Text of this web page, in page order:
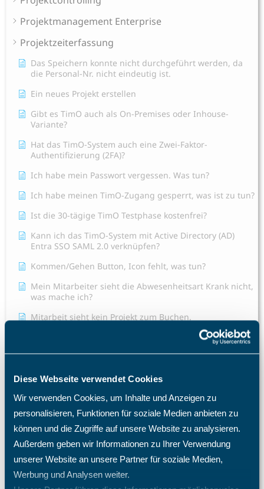
Diese Webseite verwendet Cookies
Wir verwenden Cookies, um Inhalte und Anzeigen zu
personalisieren, Funktionen für soziale Medien anbieten zu
können und die Zugriffe auf unsere Website zu analysieren.
Außerdem geben wir Informationen zu Ihrer Verwendung
unserer Website an unsere Partner für soziale Medien,
Werbung und Analysen weiter.
Projektmanagement Enterprise
Projektzeiterfassung
Das Speichern konnte nicht durchgeführt werden, da
die Personal-Nr. nicht eindeutig ist.
Ein neues Projekt erstellen
Gibt es TimO auch als On-Premises oder Inhouse-
Variante?
Hat das TimO-System auch eine Zwei-Faktor-
Authentifizierung (2FA)?
Ich habe mein Passwort vergessen. Was tun?
Ich habe meinen TimO-Zugang gesperrt, was ist zu tun?
Ist die 30-tägige TimO Testphase kostenfrei?
Kann ich das TimO-System mit Active Directory (AD)
Entra SSO SAML 2.0 verknüpfen?
Kommen/Gehen Button, Icon fehlt, was tun?
Mein Mitarbeiter sieht die Abwesenheitsart Krank nicht,
was mache ich?
Mitarbeit sieht kein Projekt zum Buchen.
Mitarbeiter E-Mail Benachrichtigung Konfiguration
Tagesübergreifende Zeitbuchungen
Wo finde ich eine Übersicht über alle möglichen
Funktionen?
Alle Artikel anzeigen( 59 )
Sales Pipeline